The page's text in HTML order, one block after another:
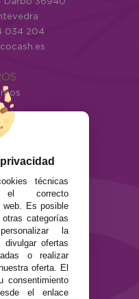
034 204
de uso
técnicas
el correcto
web. Es posible
categorías
la
divulgar ofertas
o realizar
oferta. El
consentimiento
el enlace